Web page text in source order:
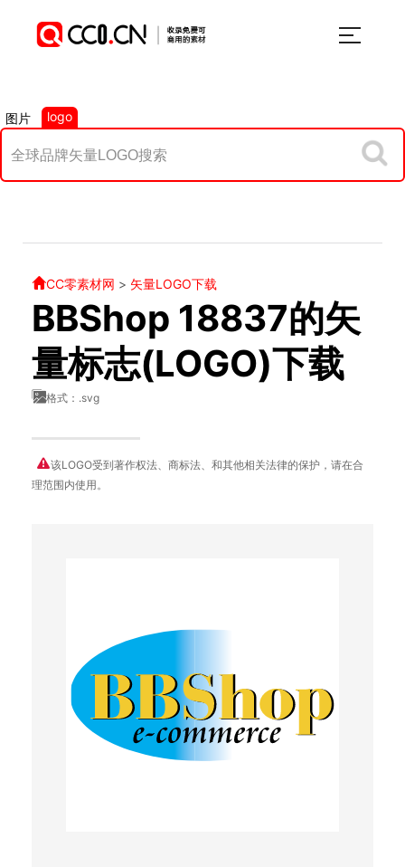
图片 logo
CC零素材网 > 矢量LOGO下载
BBShop 18837的矢
量标志(LOGO)下载
格式：.svg
该LOGO受到著作权法、商标法、和其他相关法律的保护，请在合
理范围内使用。